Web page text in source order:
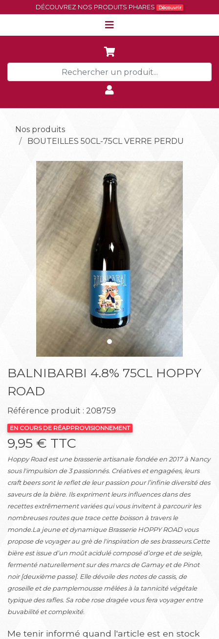
DÉCOUVREZ NOS PRODUITS PHARES Découvrir
Nos produits
BOUTEILLES 50CL-75CL VERRE PERDU
Précédent
BALNIBARBI 4.8% 75CL HOPPY
ROAD
Référence produit : 208759
EN COURS DE RÉAPPROVISIONNEMENT
9,95 € TTC
Hoppy Road est une brasserie artisanale fondée en 2017 à Nancy
sous l'impulsion de 3 passionnés. Créatives et engagées, leurs
craft beers sont le reflet de leur passion pour l’infinie diversité des
saveurs de la bière. Ils expriment leurs influences dans des
recettes extrêmement variées qui vous invitent à parcourir les
nombreuses routes que trace cette boisson à travers le
monde.La jeune et dynamique Brasserie HOPPY ROAD vous
propose de voyager au grè de l'inspiration de ses brasseurs.Cette
bière est issue d’un moût acidulé composé d’orge et de seigle,
fermenté naturellement sur des marcs de Gamay et de Pinot
noir [deuxième passe]. Elle dévoile des notes de cassis, de
groseille et de pamplemousse mêlées à la tannicité végétale
typique des rafles. Sa robe rose dragée vous fera voyager entre
buvabilité et complexité.
Me tenir informé quand l'article est en stock